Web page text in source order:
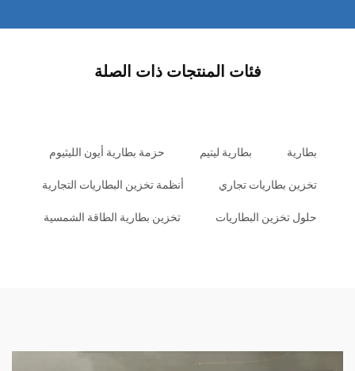
فئات المنتجات ذات الصلة
بطارية بطارية ليتيم حزمة بطارية أيون الليثيوم
تخزين بطاريات تجاري أنظمة تخزين البطاريات التجارية
حلول تخزين البطاريات تخزين بطارية الطاقة الشمسية